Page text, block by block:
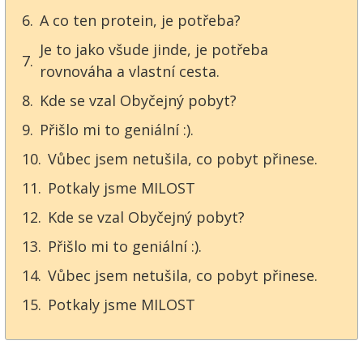
A co ten protein, je potřeba?
Je to jako všude jinde, je potřeba
rovnováha a vlastní cesta.
Kde se vzal Obyčejný pobyt?
Přišlo mi to geniální :).
Vůbec jsem netušila, co pobyt přinese.
Potkaly jsme MILOST
Kde se vzal Obyčejný pobyt?
Přišlo mi to geniální :).
Vůbec jsem netušila, co pobyt přinese.
Potkaly jsme MILOST